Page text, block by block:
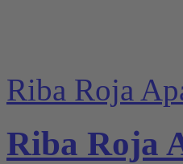
Riba Roja
Riba Roja